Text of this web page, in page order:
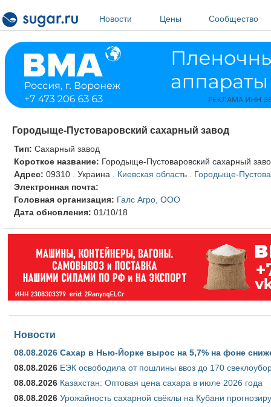
Новости
Цены Сообщество
Городыще-Пустоваровский сахарный завод
Тип: Сахарный завод
Короткое название: Городыще-Пустоваровский сахарный
Адрес: 09310 Украина Киевская область
Городыще-
Электронная почта:
Головная организация: Галс Агро, ООО
Дата обновления: 01/10/18
Новости
08.08.2026 Сахар в Нью-Йорке вырос на 5,7% на фоне
08.08.2026 ЕЭК освободила от пошлины ввоз до 170
08.08.2026 Казахстан: Оптовая цена сахара в июле 2026 года
08.08.2026 Урожайность сахарной свёклы на Кубани